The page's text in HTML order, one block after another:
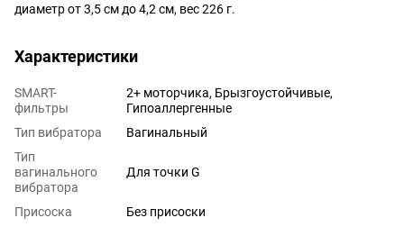
диаметр от 3,5 см до 4,2 см, вес 226 г.
Характеристики
SMART-
фильтры
2+ моторчика, Брызгоустойчивые,
Гипоаллергенные
Тип вибратора
Вагинальный
Тип
вагинального
вибратора
Для точки G
Присоска
Без присоски